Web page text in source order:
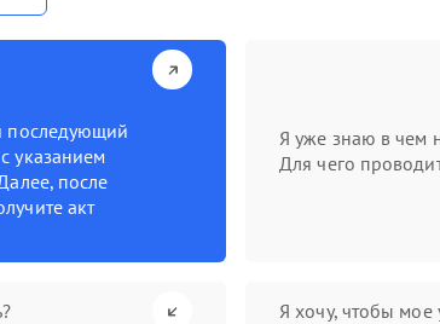
последующий
указанием
после
акт
Я уже знаю в чем
Для чего
Я хочу, чтобы мое